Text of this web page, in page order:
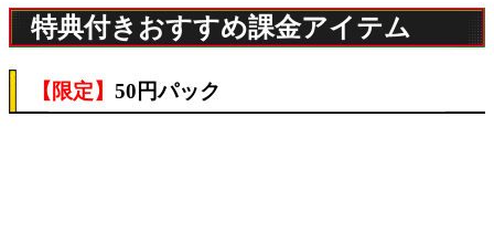
特典付きおすすめ課金アイテム
【限定】 50円パック